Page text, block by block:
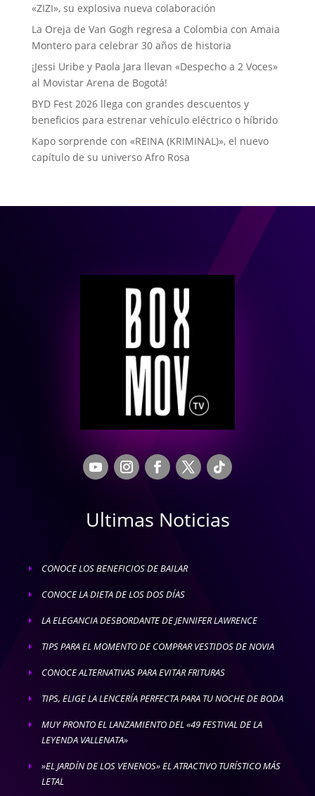
«ZIZI», su explosiva nueva colaboración
La Oreja de Van Gogh regresa a Colombia con Amaia
Montero para celebrar 30 años de historia
¡Jessi Uribe y Paola Jara llevan «Despecho a 2 Voces»
al Movistar Arena de Bogotá!
BYD Fest 2026 llega con grandes descuentos y
beneficios para estrenar vehículo eléctrico o híbrido
Kapo sorprende con «REINA (KRIMINAL)», el nuevo
capítulo de su universo Afro Rosa
Ultimas Noticias
E CONOCE LOS BENEFICIOS DE BAILAR
E CONOCE LA DIETA DE LOS DOS DÍAS
E LA ELEGANCIA DESBORDANTE DE JENNIFER LAWRENCE
E TIPS PARA EL MOMENTO DE COMPRAR VESTIDOS DE NOVIA
E CONOCE ALTERNATIVAS PARA EVITAR FRITURAS
E TIPS, ELIGE LA LENCERÍA PERFECTA PARA TU NOCHE DE BODA
E
MUY PRONTO EL LANZAMIENTO DEL «49 FESTIVAL DE LA
LEYENDA VALLENATA»
E
»EL JARDÍN DE LOS VENENOS» EL ATRACTIVO TURÍSTICO MÁS
LETAL